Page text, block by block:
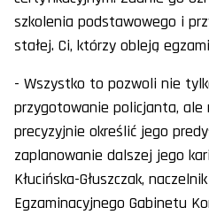
szkolenia podstawowego i
stałej. Ci, którzy obleją
- Wszystko to pozwoli nie
przygotowanie policjanta, ale
precyzyjnie określić jego
zaplanowanie dalszej jego
Kłucińska-Głuszczak,
Egzaminacyjnego Gabinetu